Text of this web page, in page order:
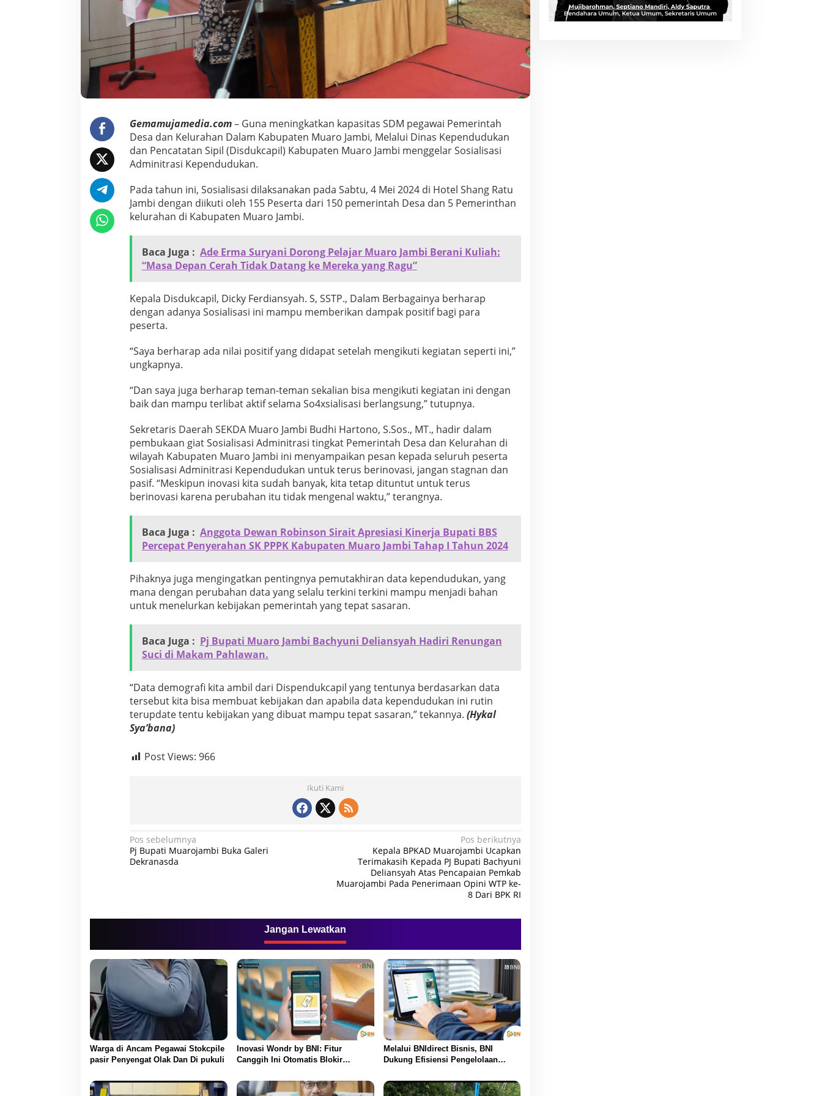
l
i
s
a
s
A
d
m
i
s
t
r
i
D
i
u
k
c
p
i
l
a
a
m
i
Gemamujamedia.com–Guna meningkatkan kapasitas SDM pegawai Pemerintah
Desa dan Kelurahan Dalam Kabupaten Muaro Jambi, Melalui Dinas Kependudukan
dan Pencatatan Sipil (Disdukcapil) Kabupaten Muaro Jambi menggelar Sosialisasi
Adminitrasi Kependudukan.
Pada tahun ini, Sosialisasi dilaksanakan pada Sabtu, 4 Mei 2024 di Hotel Shang Ratu
Jambi dengan diikuti oleh 155 Peserta dari 150 pemerintah Desa dan 5 Pemerinthan
kelurahan di Kabupaten Muaro Jambi.
Baca Juga : Ade Erma Suryani Dorong Pelajar Muaro Jambi Berani Kuliah:
“Masa Depan Cerah Tidak Datang ke Mereka yang Ragu”
Kepala Disdukcapil, Dicky Ferdiansyah. S, SSTP., Dalam Berbagainya berharap
dengan adanya Sosialisasi ini mampu memberikan dampak positif bagi para
peserta.
“Saya berharap ada nilai positif yang didapat setelah mengikuti kegiatan seperti ini,”
ungkapnya.
“Dan saya juga berharap teman-teman sekalian bisa mengikuti kegiatan ini dengan
baik dan mampu terlibat aktif selama So4xsialisasi berlangsung,” tutupnya.
Sekretaris Daerah SEKDA Muaro Jambi Budhi Hartono, S.Sos., MT., hadir dalam
pembukaan giat Sosialisasi Adminitrasi tingkat Pemerintah Desa dan Kelurahan di
wilayah Kabupaten Muaro Jambi ini menyampaikan pesan kepada seluruh peserta
Sosialisasi Adminitrasi Kependudukan untuk terus berinovasi, jangan stagnan dan
pasif. “Meskipun inovasi kita sudah banyak, kita tetap dituntut untuk terus
berinovasi karena perubahan itu tidak mengenal waktu,” terangnya.
Baca Juga : Anggota Dewan Robinson Sirait Apresiasi Kinerja Bupati BBS
Percepat Penyerahan SK PPPK Kabupaten Muaro Jambi Tahap I Tahun 2024
Pihaknya juga mengingatkan pentingnya pemutakhiran data kependudukan, yang
mana dengan perubahan data yang selalu terkini terkini mampu menjadi bahan
untuk menelurkan kebijakan pemerintah yang tepat sasaran.
Baca Juga : Pj Bupati Muaro Jambi Bachyuni Deliansyah Hadiri Renungan
Suci di Makam Pahlawan.
“Data demografi kita ambil dari Dispendukcapil yang tentunya berdasarkan data
tersebut kita bisa membuat kebijakan dan apabila data kependudukan ini rutin
terupdate tentu kebijakan yang dibuat mampu tepat sasaran,” tekannya. (Hykal
Sya’bana)
Post Views: 966
Ikuti Kami
N
a
s
i
p
o
s
Pos sebelumnya
Pj Bupati Muarojambi Buka Galeri
Dekranasda
Pos berikutnya
Kepala BPKAD Muarojambi Ucapkan
Terimakasih Kepada PJ Bupati Bachyuni
Deliansyah Atas Pencapaian Pemkab
Muarojambi Pada Penerimaan Opini WTP ke-
8 Dari BPK RI
Jangan Lewatkan
Warga di Ancam Pegawai Stokcpile
pasir Penyengat Olak Dan Di pukuli
Inovasi Wondr by BNI: Fitur
Canggih Ini Otomatis Blokir
Melalui BNIdirect Bisnis, BNI
Dukung Efisiensi Pengelolaan